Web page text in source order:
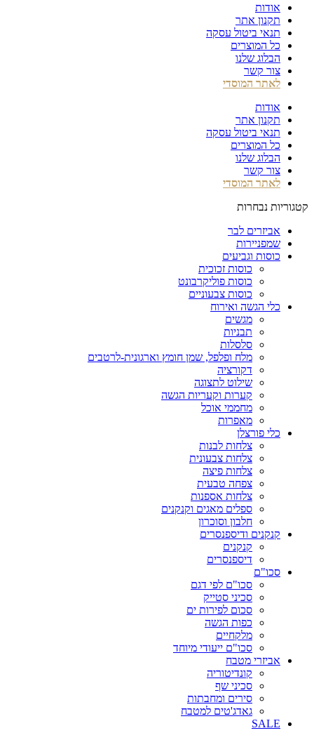
אודות
תקנון אתר
תנאי ביטול עסקה
כל המוצרים
הבלוג שלנו
צור קשר
לאתר המוסדי
אודות
תקנון אתר
תנאי ביטול עסקה
כל המוצרים
הבלוג שלנו
צור קשר
לאתר המוסדי
קטגוריות נבחרות
אביזרים לבר
שמפניירות
כוסות וגביעים
כוסות זכוכית
כוסות פוליקרבונט
כוסות צבעוניים
כלי הגשה ואירוח
מגשים
תבניות
סלסלות
מלח ופלפל, שמן חומץ וארגונית-לרטבים
דקורציה
שילוט לתצוגה
קערות וקעריות הגשה
מחממי אוכל
מאפרות
כלי פורצלן
צלחות לבנות
צלחות צבעונית
צלחות פיצה
צפחה טבעית
צלחות אספנות
ספלים מאגים וקנקנים
חלבון וסוכרון
קנקנים ודיספנסרים
קנקנים
דיספנסרים
סכו"ם
סכו"ם לפי דגם
סכיני סטייק
סכום לפירות ים
כפות הגשה
מלקחיים
סכו"ם ייעודי מיוחד
אביזרי מטבח
קונדיטוריה
סכיני שף
סירים ומחבתות
גאדג'טים למטבח
SALE